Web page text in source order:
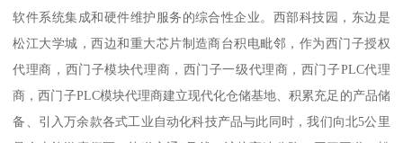
软件系统集成和硬件维护服务的综合性企业。西部科技园，东边是
松江大学城，西边和重大芯片制造商台积电毗邻，作为西门子授权
代理商，西门子模块代理商，西门子一级代理商，西门子PLC代理
商，西门子PLC模块代理商建立现代化仓储基地、积累充足的产品储
备、引入万余款各式工业自动化科技产品与此同时，我们向北5公里